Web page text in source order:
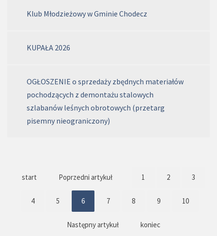
Klub Młodzieżowy w Gminie Chodecz
KUPAŁA 2026
OGŁOSZENIE o sprzedaży zbędnych materiałów
pochodzących z demontażu stalowych
szlabanów leśnych obrotowych (przetarg
pisemny nieograniczony)
start Poprzedni artykuł 1 2 3
4 5 6 7 8 9 10
Następny artykuł koniec